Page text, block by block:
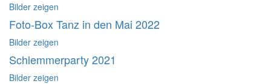
Bilder zeigen
Foto-Box Tanz in den Mai 2022
Bilder zeigen
Schlemmerparty 2021
Bilder zeigen